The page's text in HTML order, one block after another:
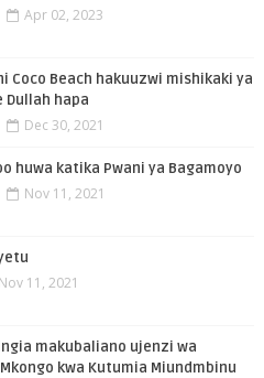
Apr 02, 2023
Coco Beach hakuuzwi mishikaki ya
Dullah hapa
Dec 30, 2021
huwa katika Pwani ya Bagamoyo
Nov 11, 2021
Nov 11, 2021
makubaliano ujenzi wa
kwa Kutumia Miundmbinu